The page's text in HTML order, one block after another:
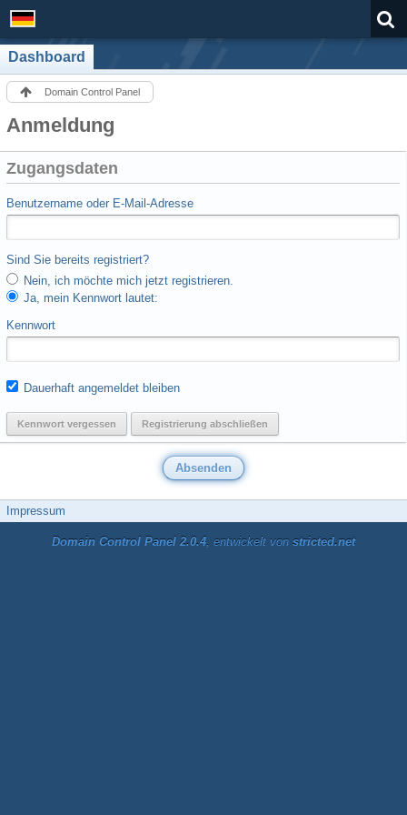
Dashboard
Domain Control Panel
Anmeldung
Zugangsdaten
Benutzername oder E-Mail-Adresse
Sind Sie bereits registriert?
Nein, ich möchte mich jetzt registrieren.
Ja, mein Kennwort lautet:
Kennwort
Dauerhaft angemeldet bleiben
Kennwort vergessen Registrierung abschließen
Impressum
Domain Control Panel 2.0.4, entwickelt von stricted.net